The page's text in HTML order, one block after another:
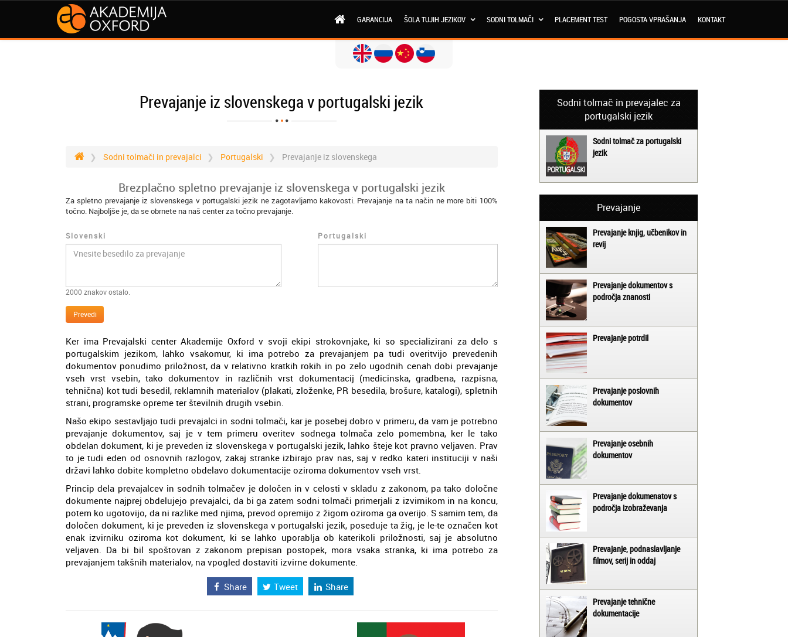
GARANCIJA ŠOLA TUJIH JEZIKOV SODNI TOLMAČI PLACEMENT TEST POGOSTA VPRAŠANJA KONTAKT
Prevajanje iz slovenskega v portugalski jezik
Sodni tolmači in prevajalci Portugalski Prevajanje iz slovenskega
Brezplačno spletno prevajanje iz slovenskega v portugalski jezik
Za spletno prevajanje iz slovenskega v portugalski jezik ne zagotavljamo kakovosti. Prevajanje na ta način ne more biti 100%
točno. Najboljše je, da se obrnete na naš center za točno prevajanje.
Slovenski
2000 znakov ostalo.
Portugalski
Prevedi
Ker ima Prevajalski center Akademije Oxford v svoji ekipi strokovnjake, ki so specializirani za delo s
portugalskim jezikom, lahko vsakomur, ki ima potrebo za prevajanjem pa tudi overitvijo prevedenih
dokumentov ponudimo priložnost, da v relativno kratkih rokih in po zelo ugodnih cenah dobi prevajanje
vseh vrst vsebin, tako dokumentov in različnih vrst dokumentacij (medicinska, gradbena, razpisna,
tehnična) kot tudi besedil, reklamnih materialov (plakati, zloženke, PR besedila, brošure, katalogi), spletnih
strani, programske opreme ter številnih drugih vsebin.
Našo ekipo sestavljajo tudi prevajalci in sodni tolmači, kar je posebej dobro v primeru, da vam je potrebno
prevajanje dokumentov, saj je v tem primeru overitev sodnega tolmača zelo pomembna, ker le tako
obdelan dokument, ki je preveden iz slovenskega v portugalski jezik, lahko šteje kot pravno veljaven. Prav
to je tudi eden od osnovnih razlogov, zakaj stranke izbirajo prav nas, saj v redko kateri instituciji v naši
državi lahko dobite kompletno obdelavo dokumentacije oziroma dokumentov vseh vrst.
Princip dela prevajalcev in sodnih tolmačev je določen in v celosti v skladu z zakonom, pa tako določne
dokumente najprej obdelujejo prevajalci, da bi ga zatem sodni tolmači primerjali z izvirnikom in na koncu,
potem ko ugotovijo, da ni razlike med njima, prevod opremijo z žigom oziroma ga overijo. S samim tem, da
določen dokument, ki je preveden iz slovenskega v portugalski jezik, poseduje ta žig, je le-te označen kot
enak izvirniku oziroma kot dokument, ki se lahko uporablja ob katerikoli priložnosti, saj je absolutno
veljaven. Da bi bil spoštovan z zakonom prepisan postopek, mora vsaka stranka, ki ima potrebo za
prevajanjem takšnih materialov, na vpogled dostaviti izvirne dokumente.
Share Tweet Share
Sodni tolmač in prevajalec za
portugalski jezik
Sodni tolmač za portugalski
jezik
Prevajanje
Prevajanje knjig, učbenikov in
revij
Prevajanje dokumentov s
področja znanosti
Prevajanje potrdil
Prevajanje poslovnih
dokumentov
Prevajanje osebnih
dokumentov
Prevajanje dokumenatov s
področja izobraževanja
Prevajanje, podnaslavljanje
filmov, serij in oddaj
Prevajanje tehnične
dokumentacije